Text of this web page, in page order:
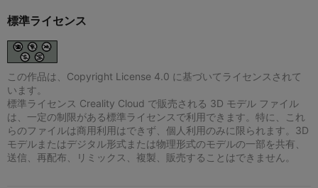
標準ライセンス
この作品は、Copyright License 4.0 に基づいてライセンスされて
います。
標準ライセンス Creality Cloud で販売される 3D モデル ファイル
は、一定の制限がある標準ライセンスで利用できます。特に、これ
らのファイルは商用利用はできず、個人利用のみに限られます。3D
モデルまたはデジタル形式または物理形式のモデルの一部を共有、
送信、再配布、リミックス、複製、販売することはできません。